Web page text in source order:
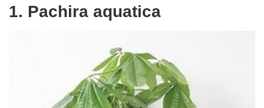
1. Pachira aquatica